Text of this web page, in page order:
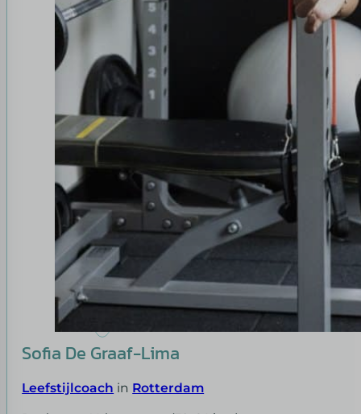
Sofia De Graaf-Lima
Leefstijlcoach in Rotterdam